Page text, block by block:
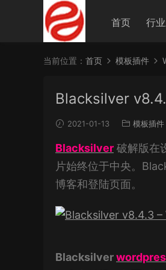
首页 行
当前位置： 首页 模板插件
Blacksilver
2021-01-13 模板插件
Blacksilver 破解版在
片始终位于中央。
博客和登陆页面。
Blacksilver